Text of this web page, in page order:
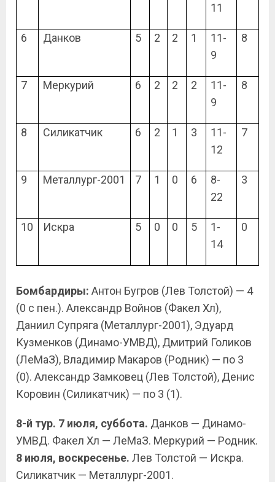
11
6 Данков 5 2 2 1
11-
9
8
7 Меркурий 6 2 2 2
11-
9
8
8 Силикатчик 6 2 1 3
11-
12
7
9 Металлург-2001 7 1 0 6
8-
22
3
10 Искра 5 0 0 5
1-
14
0
Бомбардиры: Антон Бугров (Лев Толстой) — 4
(0 с пен.). Александр Войнов (Факел Хл),
Даниил Супряга (Металлург-2001), Эдуард
Кузменков (Динамо-УМВД), Дмитрий Голиков
(ЛеМаЗ), Владимир Макаров (Родник) — по 3
(0). Александр Замковец (Лев Толстой), Денис
Коровин (Силикатчик) — по 3 (1).
8-й тур. 7 июля, суббота. Данков — Динамо-
УМВД. Факел Хл — ЛеМаЗ. Меркурий — Родник.
8 июля, воскресенье. Лев Толстой — Искра.
Силикатчик — Металлург-2001.